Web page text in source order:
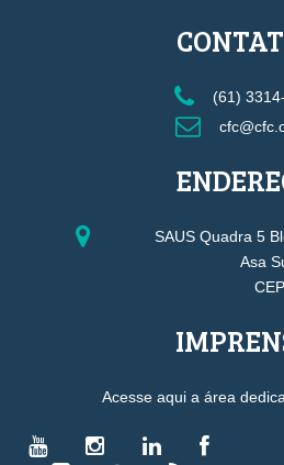
(61)
SAUS Quadra 5
Asa
Acesse aqui a área